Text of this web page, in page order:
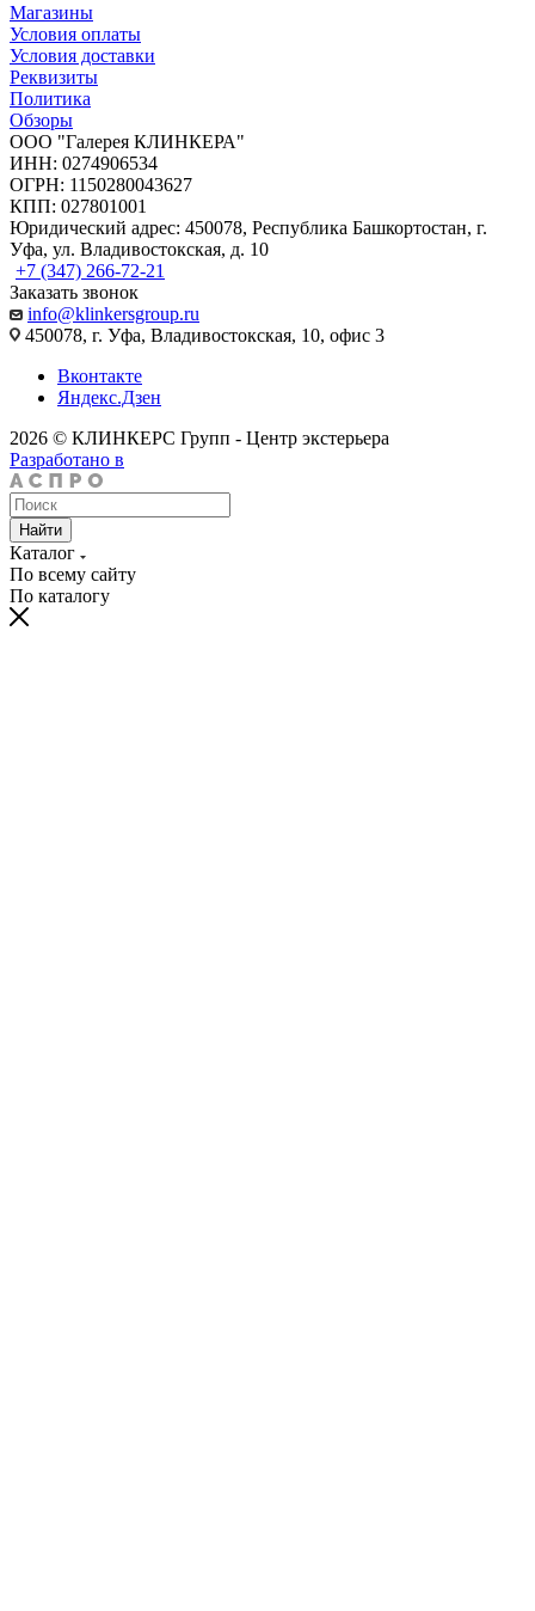
Магазины
Условия оплаты
Условия доставки
Реквизиты
Политика
Обзоры
ООО "Галерея КЛИНКЕРА"
ИНН: 0274906534
ОГРН: 1150280043627
КПП: 027801001
Юридический адрес: 450078, Республика Башкортостан, г.
Уфа, ул. Владивостокская, д. 10
+7 (347) 266-72-21
Заказать звонок
info@klinkersgroup.ru
450078, г. Уфа, Владивостокская, 10, офис 3
Вконтакте
Яндекс.Дзен
2026 © КЛИНКЕРС Групп - Центр экстерьера
Разработано в
Найти
Каталог
По всему сайту
По каталогу